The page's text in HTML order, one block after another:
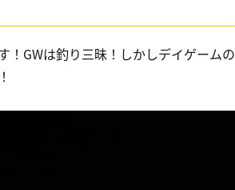
！GWは釣り三昧！しかしデイゲームの